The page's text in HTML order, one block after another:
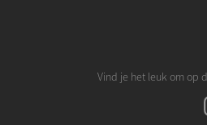
Vind je het leuk om op